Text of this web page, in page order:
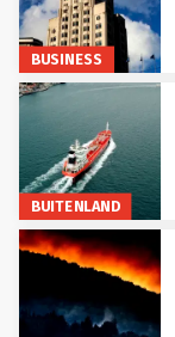
BUSINESS
BUITENLAND